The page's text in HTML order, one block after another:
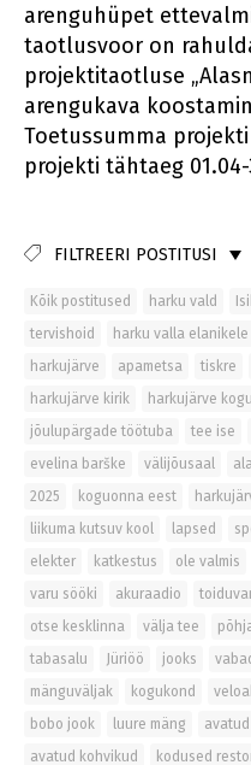
arenguhüpet
taotlusvoor on
projektitaotluse
arengukava
Toetussumma
projekti tähtaeg 01.04-
FILTREERI POSTITUSI
Kõik postitused harku vald
tervishoid
harku valla elanikele
harkujärve
apametsa tiskre
harkujärve kirik
harkujärve
jõulupärgade töötuba
tee ise
evelina barške
välijõusaal
2025
koguonna eest
liikuma kutsuv kool
lapsed
elekter
katkestus ole valmis
varu sööki
akuraadio
otse kesklinna
välja tee
tabasalu
Jüriöö jooks
mänguväljak
kogukond
bobo jook
luure mäng
avatud kohvikud
kodused